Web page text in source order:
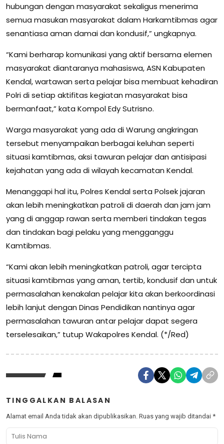
hubungan dengan masyarakat sekaligus menerima
semua masukan masyarakat dalam Harkamtibmas agar
senantiasa aman damai dan kondusif,” ungkapnya.
“Kami berharap komunikasi yang aktif bersama elemen
masyarakat diantaranya mahasiswa, ASN Kabupaten
Kendal, wartawan serta pelajar bisa membuat kehadiran
Polri di setiap aktifitas kegiatan masyarakat bisa
bermanfaat,” kata Kompol Edy Sutrisno.
Warga masyarakat yang ada di Warung angkringan
tersebut menyampaikan berbagai keluhan seperti
situasi kamtibmas, aksi tawuran pelajar dan antisipasi
kejahatan yang ada di wilayah kecamatan Kendal.
Menanggapi hal itu, Polres Kendal serta Polsek jajaran
akan lebih meningkatkan patroli di daerah dan jam jam
yang di anggap rawan serta memberi tindakan tegas
dan tindakan bagi pelaku yang mengganggu
Kamtibmas.
“Kami akan lebih meningkatkan patroli, agar tercipta
situasi kamtibmas yang aman, tertib, kondusif dan untuk
permasalahan kenakalan pelajar kita akan berkoordinasi
lebih lanjut dengan Dinas Pendidikan nantinya agar
permasalahan tawuran antar pelajar dapat segera
terselesaikan,” tutup Wakapolres Kendal. (*/Red)
TINGGALKAN BALASAN
Alamat email Anda tidak akan dipublikasikan. Ruas yang wajib ditandai *